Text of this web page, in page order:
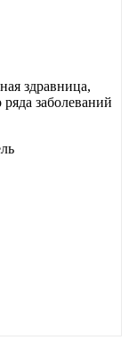
здравница,
заболеваний